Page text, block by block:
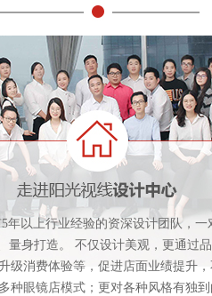
年以上行业经验的资深设计团队，一
量身打造。 不仅设计美观，更通过
级消费体验等，促进店面业绩提升
种眼镜店模式；更对各种风格有独